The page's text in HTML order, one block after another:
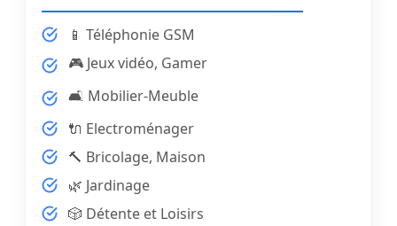
📱 Téléphonie GSM
🎮 Jeux vidéo, Gamer
🛋️ Mobilier-Meuble
🔌 Electroménager
🔨 Bricolage, Maison
🌿 Jardinage
🎲 Détente et Loisirs